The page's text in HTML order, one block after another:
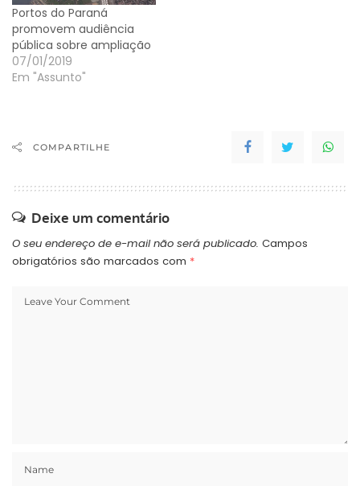
Portos do Paraná
promovem audiência
pública sobre ampliação
07/01/2019
Em "Assunto"
COMPARTILHE
Deixe um comentário
O seu endereço de e-mail não será publicado. Campos
obrigatórios são marcados com *